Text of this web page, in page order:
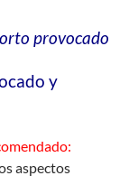
provocado
y
aspectos